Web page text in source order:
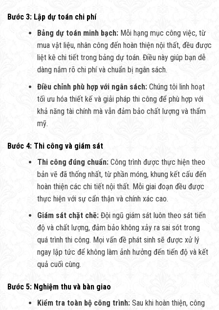
Bước 3: Lập dự toán chi phí
Bảng dự toán minh bạch:Mỗi hạng mục công việc, từ
mua vật liệu, nhân công đến hoàn thiện nội thất, đều được
liệt kê chi tiết trong bảng dự toán. Điều này giúp bạn dễ
dàng nắm rõ chi phí và chuẩn bị ngân sách.
Điều chỉnh phù hợp với ngân sách:Chúng tôi linh hoạt
tối ưu hóa thiết kế và giải pháp thi công để phù hợp với
khả năng tài chính mà vẫn đảm bảo chất lượng và thẩm
mỹ.
Bước 4: Thi công và giám sát
Thi công đúng chuẩn:Công trình được thực hiện theo
bản vẽ đã thống nhất, từ phần móng, khung kết cấu đến
hoàn thiện các chi tiết nội thất. Mỗi giai đoạn đều được
thực hiện với sự cẩn thận và chính xác cao.
Giám sát chặt chẽ:Đội ngũ giám sát luôn theo sát tiến
độ và chất lượng, đảm bảo không xảy ra sai sót trong
quá trình thi công. Mọi vấn đề phát sinh sẽ được xử lý
ngay lập tức để không làm ảnh hưởng đến tiến độ và kết
quả cuối cùng.
Bước 5: Nghiệm thu và bàn giao
Kiểm tra toàn bộ công trình:Sau khi hoàn thiện, công